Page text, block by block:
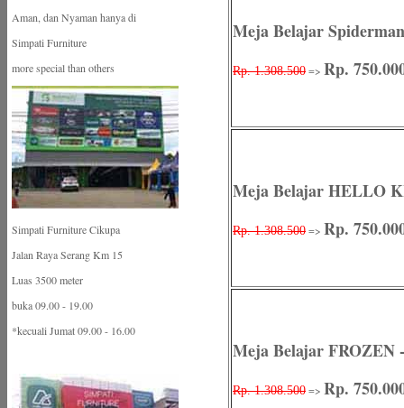
Aman, dan Nyaman hanya di
Simpati Furniture
more special than others
Simpati Furniture Cikupa
Jalan Raya Serang Km 15
Luas 3500 meter
buka 09.00 - 19.00
*kecuali Jumat 09.00 - 16.00
Meja Belajar
Rp. 1.308.500 => Rp.
Meja Belajar HELLO
Rp. 1.308.500 => Rp.
Meja Belajar FROZEN
Rp. 1.308.500 => Rp.